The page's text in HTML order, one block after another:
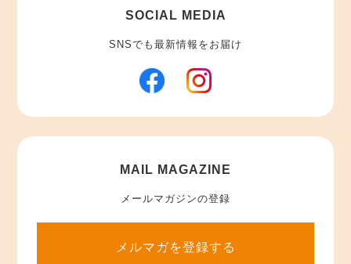
SOCIAL MEDIA
SNSでも最新情報をお届け
MAIL MAGAZINE
メールマガジンの登録
メルマガを登録する